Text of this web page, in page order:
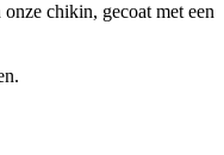
chikin, gecoat met een